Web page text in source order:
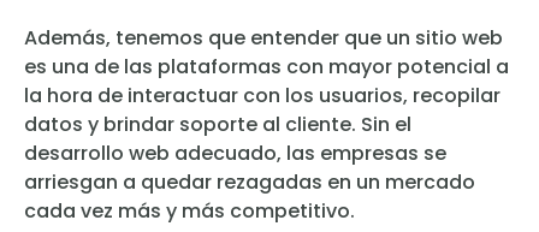
Además, tenemos que entender que un sitio web
es una de las plataformas con mayor potencial a
la hora de interactuar con los usuarios, recopilar
datos y brindar soporte al cliente. Sin el
desarrollo web adecuado, las empresas se
arriesgan a quedar rezagadas en un mercado
cada vez más y más competitivo.